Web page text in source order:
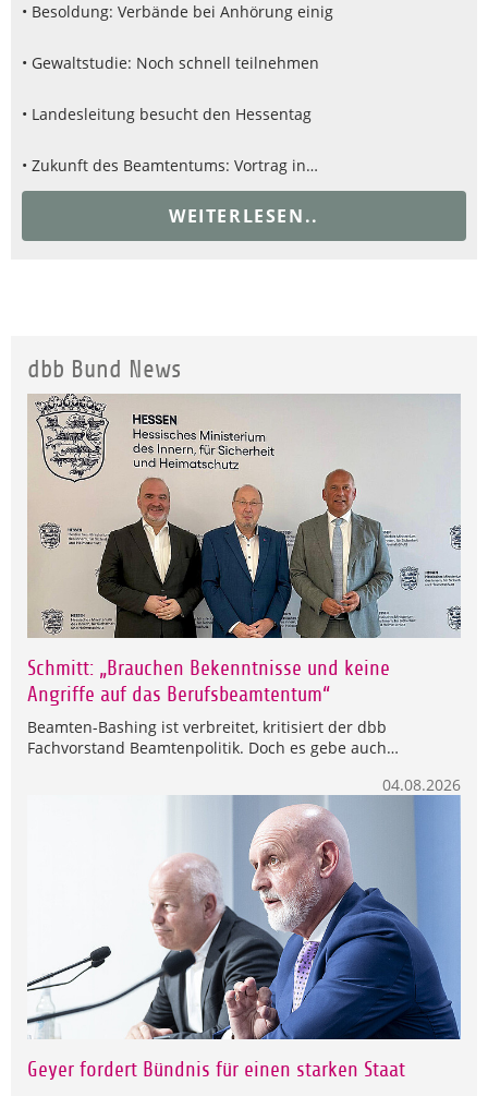
• Besoldung: Verbände bei Anhörung einig
• Gewaltstudie: Noch schnell teilnehmen
• Landesleitung besucht den Hessentag
• Zukunft des Beamtentums: Vortrag in…
WEITERLESEN..
dbb Bund News
Schmitt: „Brauchen Bekenntnisse und keine
Angriffe auf das Berufsbeamtentum“
Beamten-Bashing ist verbreitet, kritisiert der dbb
Fachvorstand Beamtenpolitik. Doch es gebe auch…
04.08.2026
Geyer fordert Bündnis für einen starken Staat